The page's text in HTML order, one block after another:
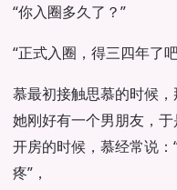
“你入圈多久了？”
“正式入圈，得三四年了
慕最初接触思慕的时候
她刚好有一个男朋友，
开房的时候，慕经常说
疼”，